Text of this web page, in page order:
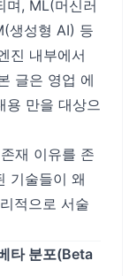
며, ML(머신러
생성형 AI) 등
진 내부에서
글은 영업 에
용 만을 대상으
재 이유를 존
기술들이 왜
적으로 서술
타 분포(Beta